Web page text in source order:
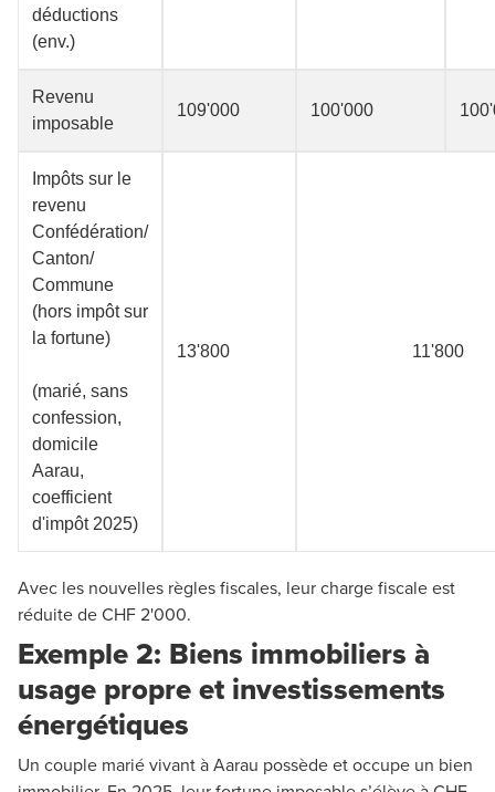
déductions
(env.)
Revenu
imposable
109'000 100'000
Impôts sur le
revenu
Confédération/
Canton/
Commune
(hors impôt sur
la fortune)
(marié, sans
confession,
domicile
Aarau,
coefficient
d'impôt 2025)
13'800 11'800
Avec les nouvelles règles fiscales, leur charge fiscale est
réduite de CHF 2'000.
Exemple 2: Biens immobiliers à
usage propre et investissements
énergétiques
Un couple marié vivant à Aarau possède et occupe un bien